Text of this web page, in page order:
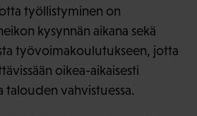
työllistyminen on
kysynnän aikana sekä
työvoimakoulutukseen, jotta
oikea-aikaisesti
talouden vahvistuessa.